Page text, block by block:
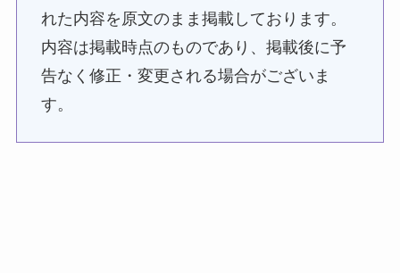
れた内容を原文のまま掲載しております。
内容は掲載時点のものであり、掲載後に予
告なく修正・変更される場合がございま
す。